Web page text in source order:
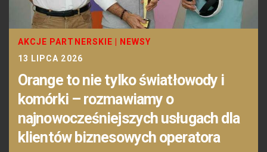
AKCJE PARTNERSKIE
NEWSY
13 LIPCA 2026
Orange to nie tylko światłowody i
komórki – rozmawiamy o
najnowocześniejszych usługach dla
klientów biznesowych operatora